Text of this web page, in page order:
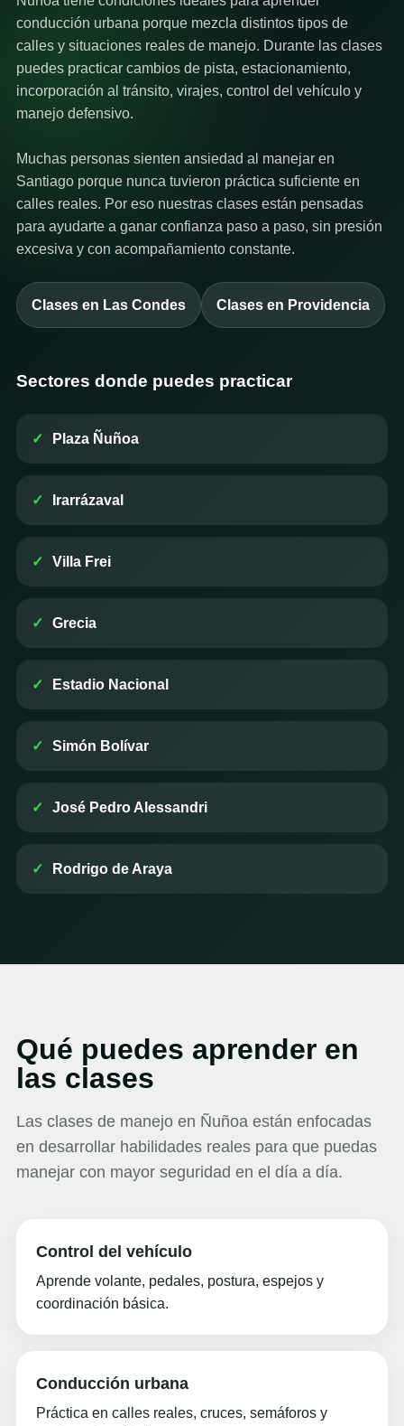
conducción urbana porque mezcla distintos tipos de
calles y situaciones reales de manejo. Durante las clases
puedes practicar cambios de pista, estacionamiento,
incorporación al tránsito, virajes, control del vehículo y
manejo defensivo.
Muchas personas sienten ansiedad al manejar en
Santiago porque nunca tuvieron práctica suficiente en
calles reales. Por eso nuestras clases están pensadas
para ayudarte a ganar confianza paso a paso, sin presión
excesiva y con acompañamiento constante.
Clases en Las Condes Clases en Providencia
Sectores donde puedes practicar
Plaza Ñuñoa
Irarrázaval
Villa Frei
Grecia
Estadio Nacional
Simón Bolívar
José Pedro Alessandri
Rodrigo de Araya
Qué puedes aprender en
las clases
Las clases de manejo en Ñuñoa están enfocadas
en desarrollar habilidades reales para que puedas
manejar con mayor seguridad en el día a día.
Control del vehículo
Aprende volante, pedales, postura, espejos y
coordinación básica.
Conducción urbana
Práctica en calles reales, cruces, semáforos y